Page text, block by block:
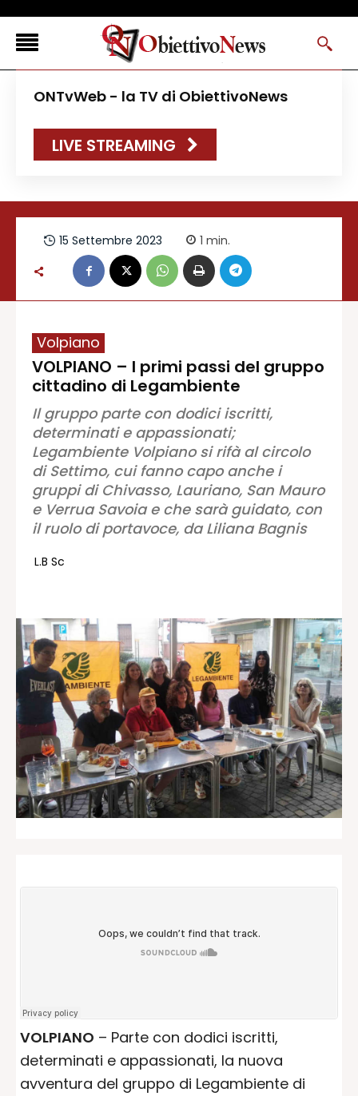
FLASH NEWS
NEWS DAL RESTO D’ITALIA
CANAVESELOCAL
PROMOREDAZIONALI
ONSTYLE MAGAZINE
Redazione
Contatti
Lavora con noi
Pubblicità
Autoregolamentazione per la
Pubblicitá Elettorale 2026
Condizioni gener. acquisto spazi
Condizioni di utilizzo
Normativa sulle correzioni
Normativa deontologica
ONTvWeb - la TV di ObiettivoNews
LIVE STREAMING
15 Settembre 2023 1 min.
Volpiano
VOLPIANO – I primi passi del gruppo
cittadino di Legambiente
Il gruppo parte con dodici iscritti,
determinati e appassionati;
Legambiente Volpiano si rifà al circolo
di Settimo, cui fanno capo anche i
gruppi di Chivasso, Lauriano, San Mauro
e Verrua Savoia e che sarà guidato, con
il ruolo di portavoce, da Liliana Bagnis
L.B Sc
VOLPIANO – Parte con dodici iscritti,
determinati e appassionati, la nuova
avventura del gruppo di Legambiente di